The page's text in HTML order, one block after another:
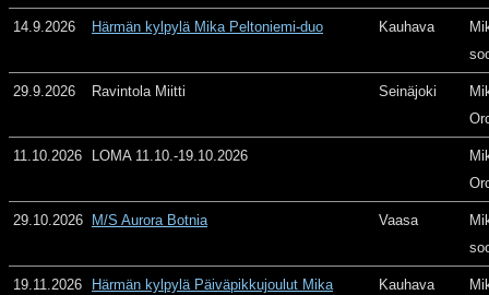
14.9.2026 Härmän kylpylä Mika Peltoniemi-duo Kauhava
29.9.2026 Ravintola Miitti Seinäjoki
11.10.2026 LOMA 11.10.-19.10.2026
29.10.2026 M/S Aurora Botnia Vaasa
19.11.2026
Härmän kylpylä Päiväpikkujoulut Mika
Kauhava